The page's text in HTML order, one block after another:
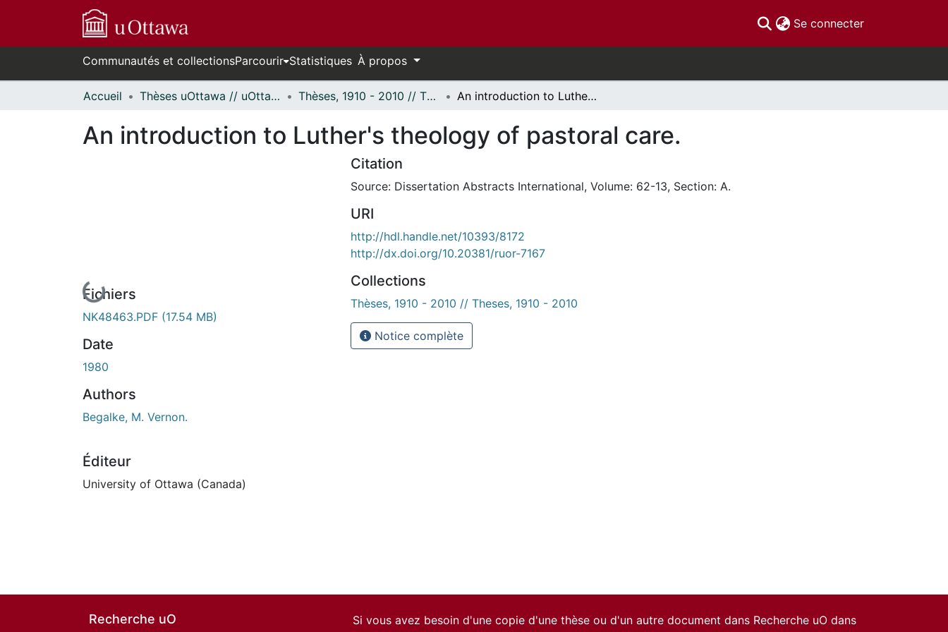
Se connecter(current)
Communautés et collectionsParcourir Statistiques À propos
Accueil Thèses uOttawa // uOttawa Theses Thèses, 1910 - 2010 // Theses, 1910 - 2010 An introduction to Luther's theology of pastoral care.
An introduction to Luther's theology of pastoral care.
En cours de chargement...
Fichiers
NK48463.PDF (17.54 MB)
Date
1980
Authors
Begalke, M. Vernon.
Éditeur
University of Ottawa (Canada)
Citation
Source: Dissertation Abstracts International, Volume: 62-13, Section: A.
URI
http://hdl.handle.net/10393/8172
http://dx.doi.org/10.20381/ruor-7167
Collections
Thèses, 1910 - 2010 // Theses, 1910 - 2010
Notice complète
Recherche uO
Si vous avez besoin d'une copie d'une thèse ou d'un autre document dans Recherche uO dans